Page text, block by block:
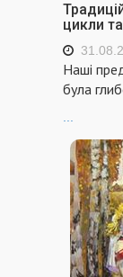
цикли
Наші
була
...